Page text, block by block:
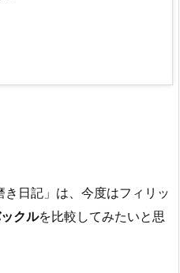
日記」は、今度はフィリッ
クルを比較してみたいと思